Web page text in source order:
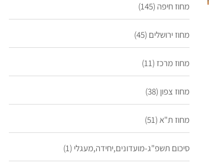
מחוז חיפה (145)
מחוז ירושלים (45)
מחוז מרכז (11)
מחוז צפון (38)
מחוז ת"א(51)
סיכום תשפ"ג-מועדונים,יחידה,מעגלי (1)